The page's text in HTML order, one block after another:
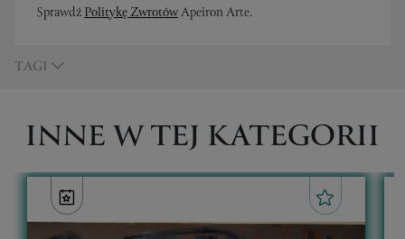
SprawdźPolitykę ZwrotówApeiron Arte.
TAGI
INNE W TEJ KATEGORII